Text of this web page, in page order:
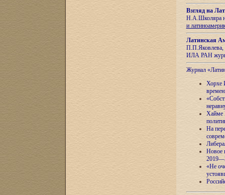
Взгляд на
Н.А.Школяра
и
Латинская
П.П.Яковлева,
ИЛА РАН
Журнал
Хорхе
Хайме
На
Новое
«Не